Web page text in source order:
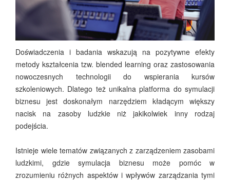
Doświadczenia i badania wskazują na pozytywne efekty
metody kształcenia tzw. blended learning oraz zastosowania
nowoczesnych technologii do wspierania kursów
szkoleniowych. Dlatego też unikalna platforma do symulacji
biznesu jest doskonałym narzędziem kładącym większy
nacisk na zasoby ludzkie niż jakikolwiek inny rodzaj
podejścia.
Istnieje wiele tematów związanych z zarządzeniem zasobami
ludzkimi, gdzie symulacja biznesu może pomóc w
zrozumieniu różnych aspektów i wpływów zarządzania tymi